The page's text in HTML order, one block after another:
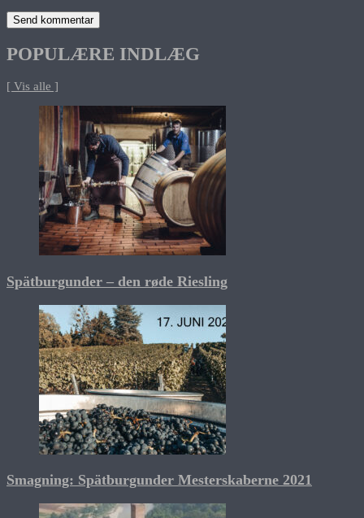
POPULÆRE INDLÆG
[ Vis alle ]
Spätburgunder – den røde Riesling
Smagning: Spätburgunder Mesterskaberne 2021